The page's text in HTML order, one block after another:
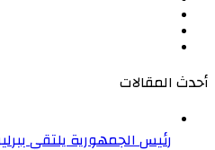
أحدث المقالات
رئيس الجمهورية يلتقي